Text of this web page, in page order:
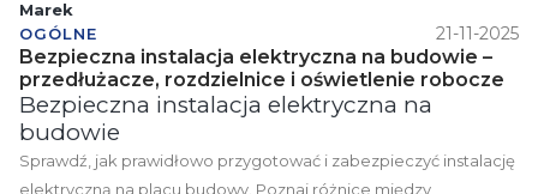
OGÓLNE 21-11-2025
Bezpieczna instalacja elektryczna na budowie –
przedłużacze, rozdzielnice i oświetlenie robocze
Bezpieczna instalacja elektryczna na
budowie
Sprawdź, jak prawidłowo przygotować i zabezpieczyć instalację
elektryczną na placu budowy. Poznaj różnice między
Marek